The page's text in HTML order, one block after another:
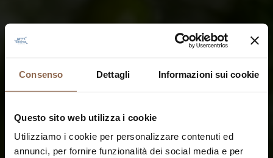
Consenso Dettagli Informazioni sui cookie
Questo sito web utilizza i cookie
Utilizziamo i cookie per personalizzare contenuti ed
annunci, per fornire funzionalità dei social media e per